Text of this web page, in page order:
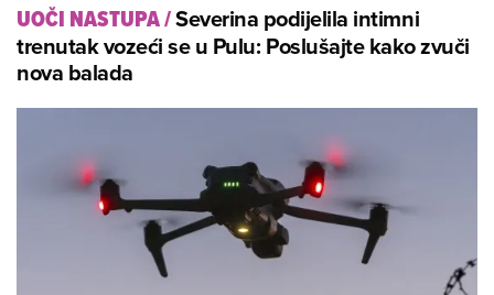
UOČI NASTUPA/Severina podijelila intimni
trenutak vozeći se u Pulu: Poslušajte kako zvuči
nova balada